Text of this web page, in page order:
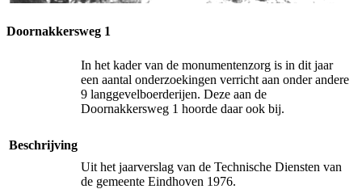
Doornakkersweg 1
Beschrijving
In het kader van de monumentenzorg is in dit jaar
een aantal onderzoekingen verricht aan onder andere
9 langgevelboerderijen. Deze aan de
Doornakkersweg 1 hoorde daar ook bij.
Uit het jaarverslag van de Technische Diensten van
de gemeente Eindhoven 1976.